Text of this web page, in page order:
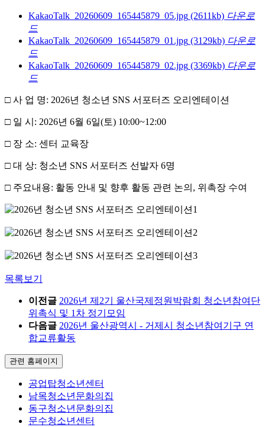
KakaoTalk_20260609_165445879_05.jpg (2611kb) 다운로
드
KakaoTalk_20260609_165445879_01.jpg (3129kb) 다운로
드
KakaoTalk_20260609_165445879_02.jpg (3369kb) 다운로
드
□ 사 업 명: 2026년 청소년 SNS 서포터즈 오리엔테이션
□ 일 시: 2026년 6월 6일(토) 10:00~12:00
□ 장 소: 센터 교육장
□ 대 상: 청소년 SNS 서포터즈 선발자 6명
□ 주요내용: 활동 안내 및 향후 활동 관련 논의, 위촉장 수여
목록보기
이전글 2026년 제2기 울산국제정원박람회 청소년참여단
위촉식 및 1차 정기모임
다음글 2026년 울산광역시 - 거제시 청소년참여기구 연
합교류활동
관련 홈페이지
공업탑청소년센터
남목청소년문화의집
동구청소년문화의집
문수청소년센터